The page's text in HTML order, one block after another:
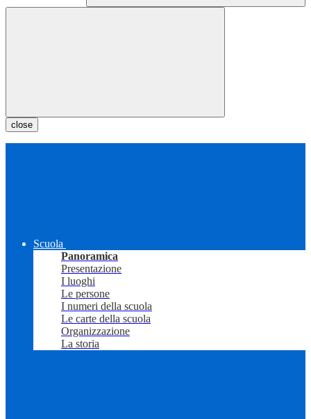
close
Scuola
Panoramica
Presentazione
I luoghi
Le persone
I numeri della scuola
Le carte della scuola
Organizzazione
La storia